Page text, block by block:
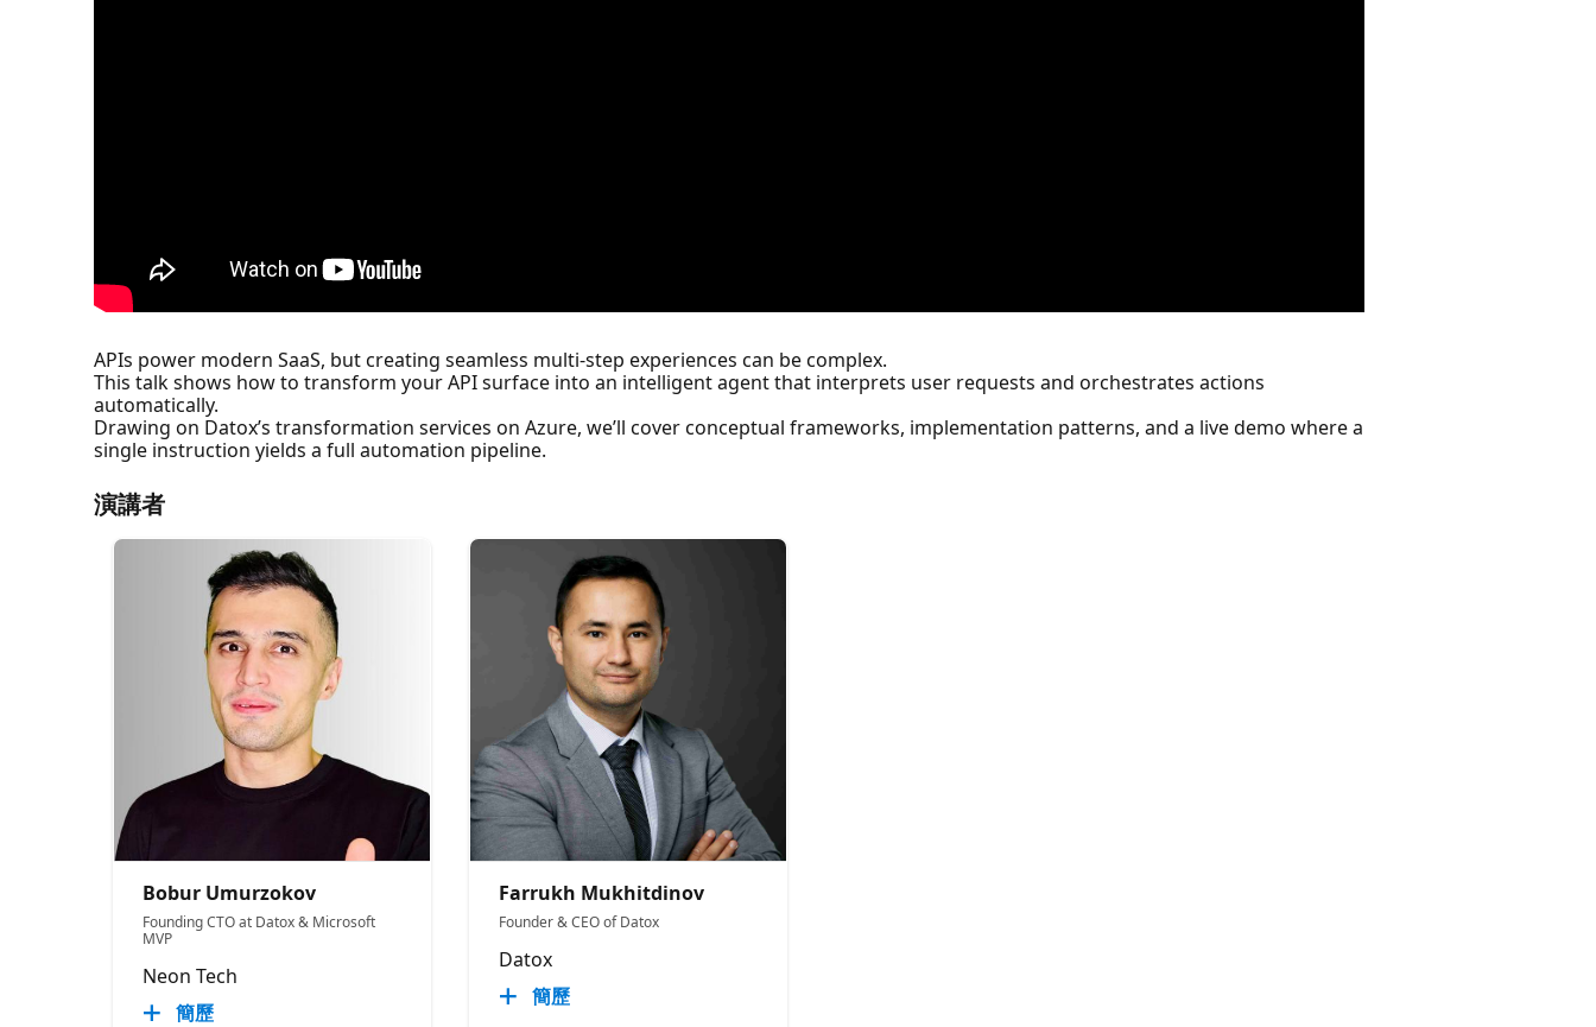
APIs power modern SaaS, but creating seamless multi-step experiences can be complex.
This talk shows how to transform your API surface into an intelligent agent that interprets user requests and orchestrates actions
automatically.
Drawing on Datox’s transformation services on Azure, we’ll cover conceptual frameworks, implementation patterns, and a live demo where a
single instruction yields a full automation pipeline.
演講者
Bobur Umurzokov
Founding CTO at Datox & Microsoft
MVP
Neon Tech
簡歷
Farrukh Mukhitdinov
Founder & CEO of Datox
Datox
簡歷